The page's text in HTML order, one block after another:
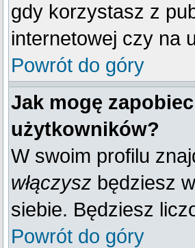
gdy korzystasz z
internetowej czy na
Powrót do góry
Jak mogę
użytkowników?
W swoim profilu
włączysz będziesz
siebie. Będziesz
Powrót do góry